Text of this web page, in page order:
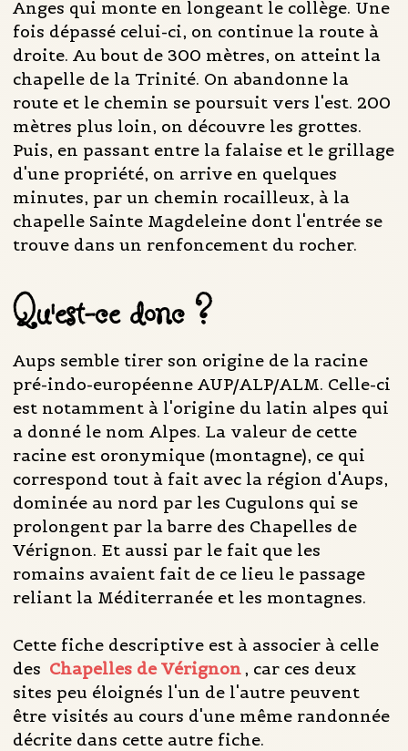
Anges qui monte en longeant le collège. Une
fois dépassé celui-ci, on continue la route à
droite. Au bout de 300 mètres, on atteint la
chapelle de la Trinité. On abandonne la
route et le chemin se poursuit vers l'est. 200
mètres plus loin, on découvre les grottes.
Puis, en passant entre la falaise et le grillage
d'une propriété, on arrive en quelques
minutes, par un chemin rocailleux, à la
chapelle Sainte Magdeleine dont l'entrée se
trouve dans un renfoncement du rocher.
Qu'est-ce donc ?
Aups semble tirer son origine de la racine
pré-indo-européenne AUP/ALP/ALM. Celle-ci
est notamment à l'origine du latin alpes qui
a donné le nom Alpes. La valeur de cette
racine est oronymique (montagne), ce qui
correspond tout à fait avec la région d'Aups,
dominée au nord par les Cugulons qui se
prolongent par la barre des Chapelles de
Vérignon. Et aussi par le fait que les
romains avaient fait de ce lieu le passage
reliant la Méditerranée et les montagnes.
Cette fiche descriptive est à associer à celle
des Chapelles de Vérignon, car ces deux
sites peu éloignés l'un de l'autre peuvent
être visités au cours d'une même randonnée
décrite dans cette autre fiche.